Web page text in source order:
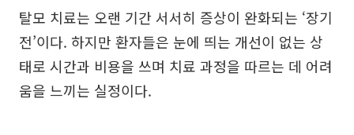
탈모 치료는 오랜 기간 서서히 증상이 완화되는 ‘장기
전’이다. 하지만 환자들은 눈에 띄는 개선이 없는 상
태로 시간과 비용을 쓰며 치료 과정을 따르는 데 어려
움을 느끼는 실정이다.